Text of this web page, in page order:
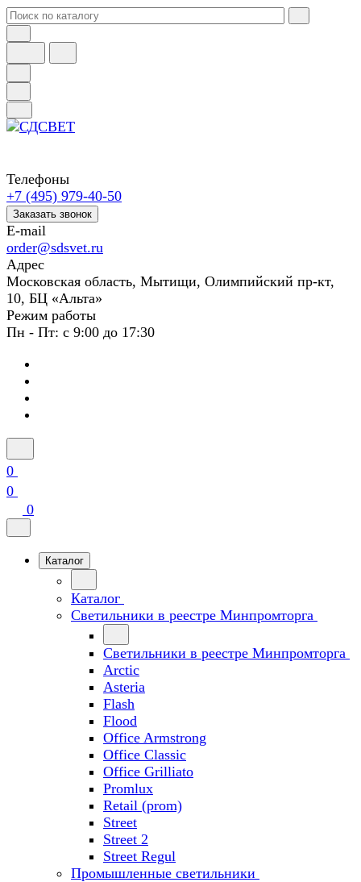
Телефоны
+7 (495) 979-40-50
Заказать звонок
E-mail
order@sdsvet.ru
Адрес
Московская область, Мытищи, Олимпийский пр-кт,
10, БЦ «Альта»
Режим работы
Пн - Пт: с 9:00 до 17:30
0
0
0
Каталог
Каталог
Светильники в реестре Минпромторга
Светильники в реестре Минпромторга
Arctic
Asteria
Flash
Flood
Office Armstrong
Office Classic
Office Grilliato
Promlux
Retail (prom)
Street
Street 2
Street Regul
Промышленные светильники